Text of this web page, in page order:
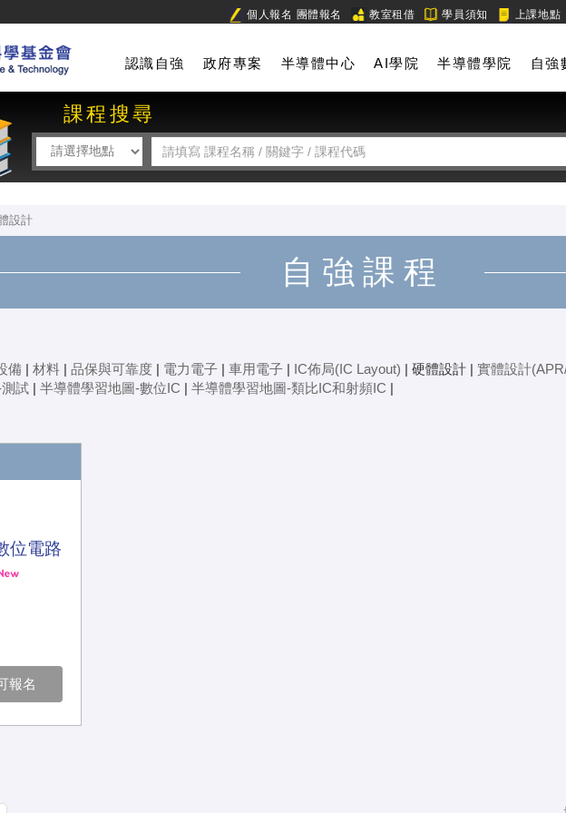
認識自強 政府專案 半導體中心 AI學院 半導體學院 自強
個人報名 團體報名 教室租借 學員須知 上課地點
課程搜尋
設計
自強課程
備 | 材料 | 品保與可靠度 | 電力電子 | 車用電子 | IC佈局(IC Layout) | 硬體設計 | 實體設計
試 | 半導體學習地圖-數位IC | 半導體學習地圖-類比IC和射頻IC |
位電路
報名